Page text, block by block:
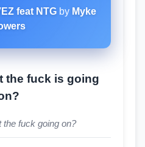
feat NTGby Myke
the fuck is going
the fuck going on?